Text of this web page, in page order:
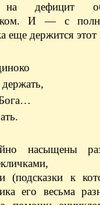
на дефицит
И — с
еще держится
насыщены
(подсказки к
его весьма